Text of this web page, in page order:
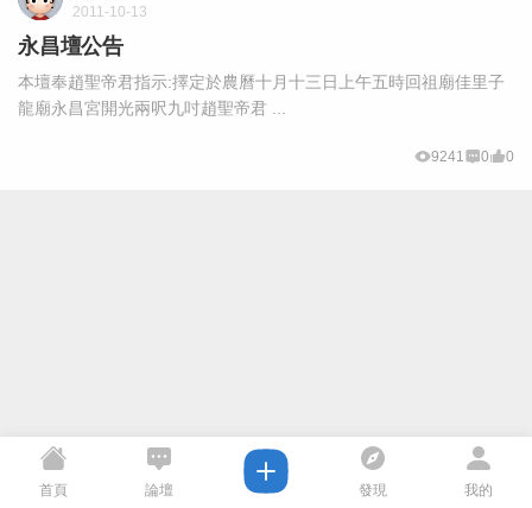
2011-10-13
永昌壇公告
本壇奉趙聖帝君指示:擇定於農曆十月十三日上午五時回祖廟佳里子
龍廟永昌宮開光兩呎九吋趙聖帝君 ...
9241 0 0
首頁 論壇 發現 我的